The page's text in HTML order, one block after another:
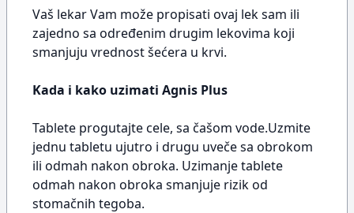
Vaš lekar Vam može propisati ovaj lek sam ili
zajedno sa određenim drugim lekovima koji
smanjuju vrednost šećera u krvi.
Kada i kako uzimati Agnis Plus
Tablete progutajte cele, sa čašom vode.Uzmite
jednu tabletu ujutro i drugu uveče sa obrokom
ili odmah nakon obroka. Uzimanje tablete
odmah nakon obroka smanjuje rizik od
stomačnih tegoba.